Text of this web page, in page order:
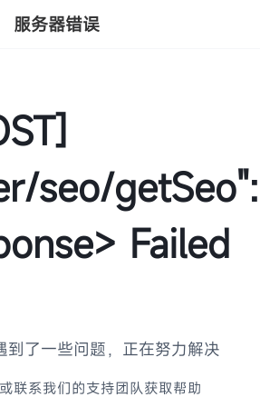
服务器错误
seo/getSeo":
Failed
到了一些问题，正在努力解决
联系我们的支持团队获取帮助